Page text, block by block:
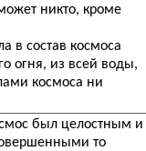
никто, кроме
в состав космоса
огня, из всей воды,
космоса ни
был целостным и
то